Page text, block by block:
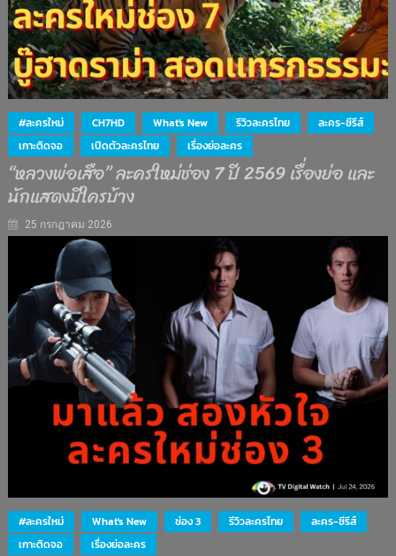
#ละครใหม่ CH7HD What's New รีวิวละครไทย
ละคร-ซีรีส์
เกาะติดจอ
เปิดตัวละครไทย เรื่องย่อละคร
“หลวงพ่อเสือ” ละครใหม่ช่อง 7 ปี 2569 เรื่องย่อ และ
นักแสดงมีใครบ้าง
25 กรกฎาคม 2026
#ละครใหม่ What's New ช่อง 3 รีวิวละครไทย
ละคร-ซีรีส์
เกาะติดจอ
เรื่องย่อละคร